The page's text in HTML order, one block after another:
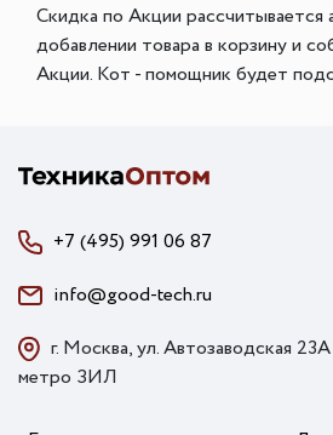
Скидка по Акции рассчитывается
добавлении товара в корзину и
Акции. Кот - помощник будет
+7 (495) 991 06 87
info@good-tech.ru
г. Москва, ул. Автозаводская
метро ЗИЛ